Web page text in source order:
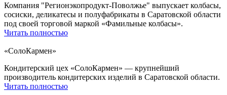
Компания "Регионэкопродукт-Поволжье" выпускает колбасы,
сосиски, деликатесы и полуфабрикаты в Саратовской области
под своей торговой маркой «Фамильные колбасы».
Читать полностью
«СолоКармен»
Кондитерский цех «СолоКармен» — крупнейший
производитель кондитерских изделий в Саратовской области.
Читать полностью